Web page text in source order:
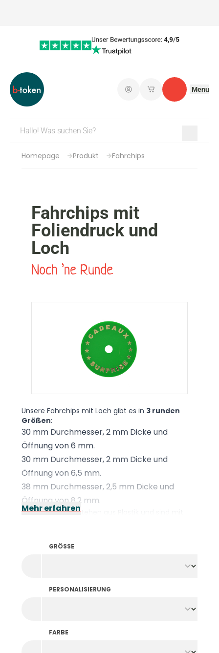
EinloggenMeine Kontakt
Menu
Homepage Produkt Fahrchips
Fahrchips mit
Foliendruck und
Loch
Noch ’ne Runde
Unsere Fahrchips mit Loch gibt es in 3 runden
Größen:
30 mm Durchmesser, 2 mm Dicke und
Öffnung von 6 mm.
30 mm Durchmesser, 2 mm Dicke und
Öffnung von 6,5 mm.
38 mm Durchmesser, 2,5 mm Dicke und
Öffnung von 8,2 mm.
Die Fahrchips bestehen aus Plastik und sind mit
wir einen individuellen Stempel mit Ihrem Motiv an,
der bei hohen Temperaturen auf die Fahrchips
Die Fahrchips haben keinen erhöhten Rand. Sie
Mehr erfahren
GRÖSSE
PERSONALISIERUNG
FARBE